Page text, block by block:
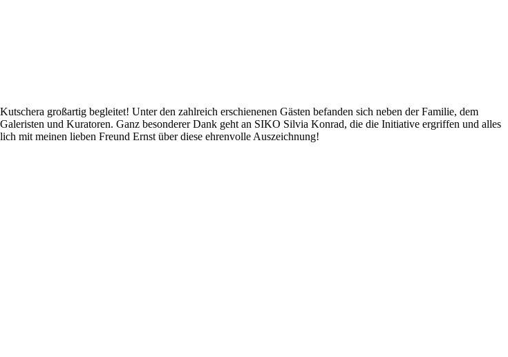
großartig begleitet! Unter den zahlreich erschienenen Gästen befanden sich neben der Familie, dem
und Kuratoren. Ganz besonderer Dank geht an SIKO Silvia Konrad, die die Initiative ergriffen und alles
mit meinen lieben Freund Ernst über diese ehrenvolle Auszeichnung!